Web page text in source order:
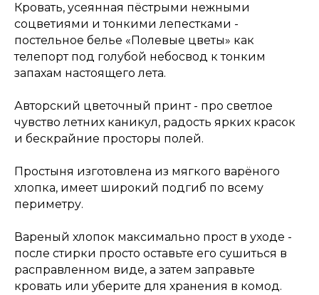
Кровать, усеянная пёстрыми нежными
соцветиями и тонкими лепестками -
постельное белье «Полевые цветы» как
телепорт под голубой небосвод к тонким
запахам настоящего лета.
Авторский цветочный принт - про светлое
чувство летних каникул, радость ярких красок
и бескрайние просторы полей.
Простыня изготовлена из мягкого варёного
хлопка, имеет широкий подгиб по всему
периметру.
Вареный хлопок максимально прост в уходе -
после стирки просто оставьте его сушиться в
расправленном виде, а затем заправьте
кровать или уберите для хранения в комод.